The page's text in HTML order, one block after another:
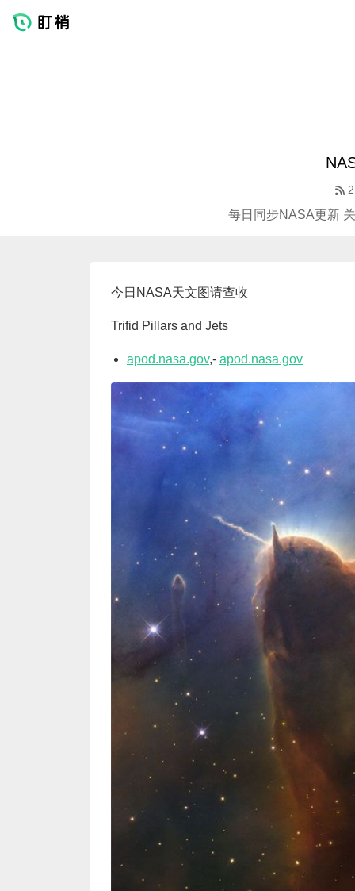
每日同步NASA更新
今日NASA天文图请查收
Trifid Pillars and Jets
apod.nasa.gov,- apod.nasa.gov